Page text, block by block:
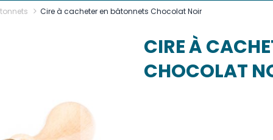
Cire à cacheter en bâtonnets Chocolat Noir
CIRE À
CHOCOLAT